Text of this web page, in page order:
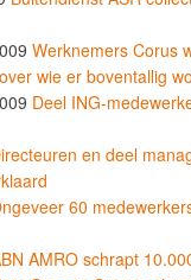
Werknemers Corus
wie er boventallig
Deel ING-
en deel
60
AMRO schrapt